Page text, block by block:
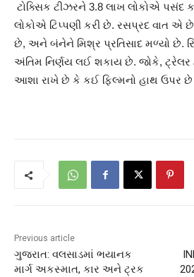
ટોક્સિક ટીઝરને 3.8 લાખ લોકોએ પસંદ
લોકોએ ટિપ્પણી કરી છે. રસપ્રદ વાત એ
છે, અને બંનેને મિશ્ર પ્રતિસાદ મળ્યો છે.
અંતિમ નિર્ણય લઈ શકાય છે. જોકે,
આશા રાખે છે કે કઈ ફિલ્મનો હાથ ઉપર
Previous article
ગુજરાત: વલસાડમાં ભયાનક
માર્ગ અકસ્માત, કાર અને ટ્રક